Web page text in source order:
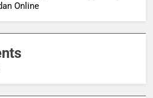
Online